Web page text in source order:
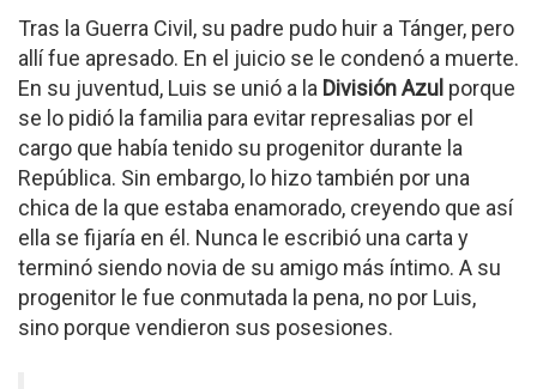
Tras la Guerra Civil, su padre pudo huir a Tánger, pero
allí fue apresado. En el juicio se le condenó a muerte.
En su juventud, Luis se unió a la División Azul porque
se lo pidió la familia para evitar represalias por el
cargo que había tenido su progenitor durante la
República. Sin embargo, lo hizo también por una
chica de la que estaba enamorado, creyendo que así
ella se fijaría en él. Nunca le escribió una carta y
terminó siendo novia de su amigo más íntimo. A su
progenitor le fue conmutada la pena, no por Luis,
sino porque vendieron sus posesiones.